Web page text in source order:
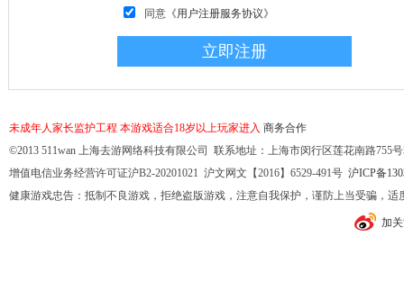
同意 《用户注册服务协议》
未成年人家长监护工程 本游戏适合18岁以上玩家进入 商务合作
©2013 511wan 上海去游网络科技有限公司 联系地址：上海市闵行区莲花南路755
增值电信业务经营许可证沪B2-20201021 沪文网文【2016】6529-491号 沪ICP备
健康游戏忠告：抵制不良游戏，拒绝盗版游戏，注意自我保护，谨防上当受骗，
加